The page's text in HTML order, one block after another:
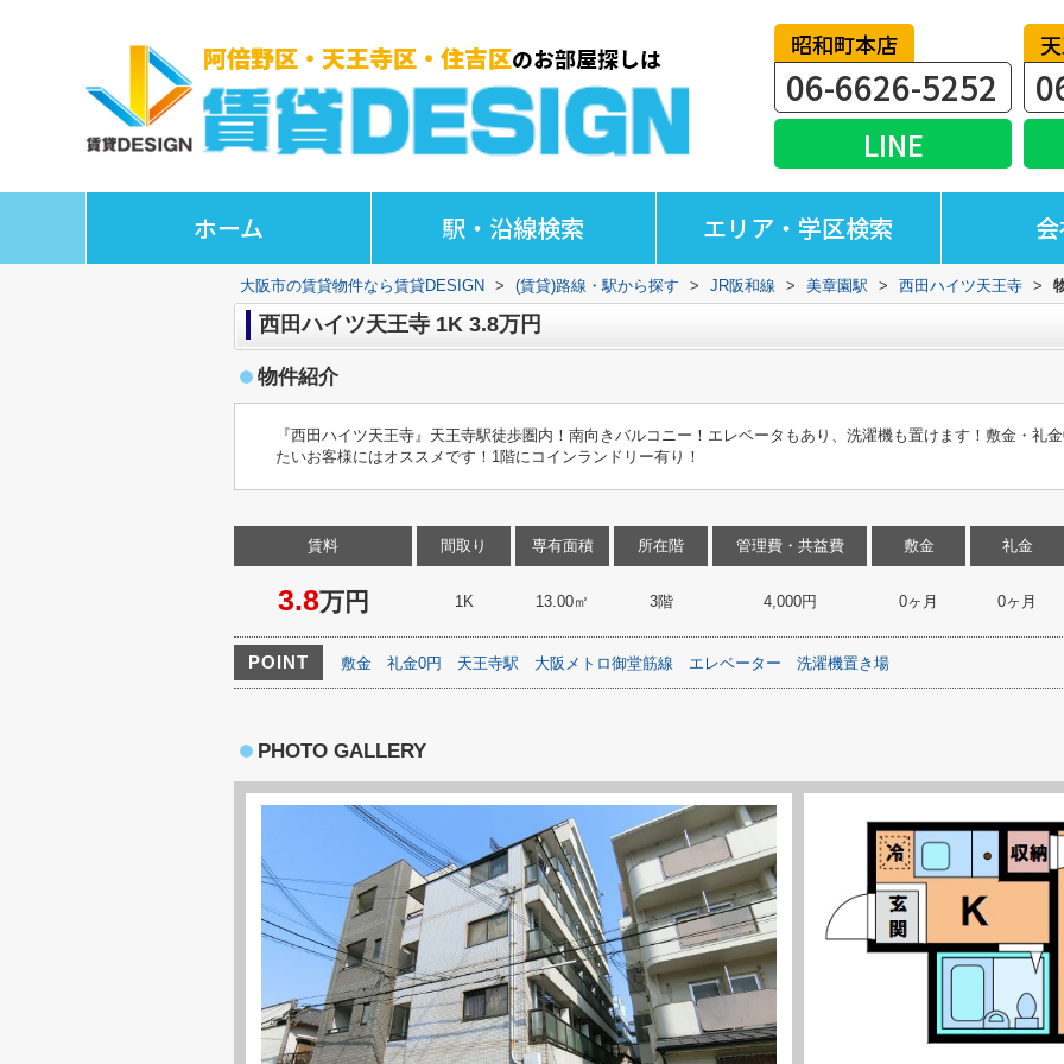
昭和町本店
06-6626-5252
LINE
ホーム 駅・沿線検索 エリア・学区検索
大阪市の賃貸物件なら賃貸DESIGN > (賃貸)路線・駅から探す > JR阪和線 > 美章園駅 > 西田ハイツ天王寺 >
西田ハイツ天王寺 1K 3.8万円
物件紹介
『西田ハイツ天王寺』天王寺駅徒歩圏内！南向きバルコニー！エレベータもあり、洗濯機も置けます！敷金・礼
たいお客様にはオススメです！1階にコインランドリー有り！
賃料
3.8万円
間取り
1K
専有面積
13.00㎡
所在階
3階
管理費・共益費
4,000円
敷金
0ヶ月
礼金
0ヶ月
POINT 敷金 礼金0円 天王寺駅 大阪メトロ御堂筋線 エレベーター 洗濯機置き場
PHOTO GALLERY